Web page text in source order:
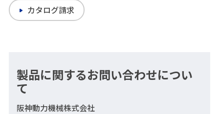
カタログ請求
製品に関するお問い合わせについ
て
阪神動力機械株式会社